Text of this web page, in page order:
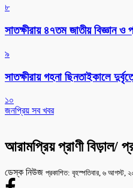
৮
সাতক্ষীরায় ৪৭তম জাতীয় বিজ্ঞান
৯
সাতক্ষীরায় গহনা ছিনতাইকালে
১০
জনপ্রিয় সব খবর
আরামপ্রিয় প্রাণী বিড়াল/
ডেস্ক নিউজ প্রকাশিত: বৃহস্পতিবার, ৬ আগস্ট,